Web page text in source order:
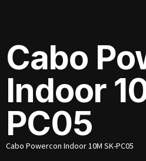
Cabo
Indoor
PC05
Cabo Powercon Indoor 10M SK-PC05